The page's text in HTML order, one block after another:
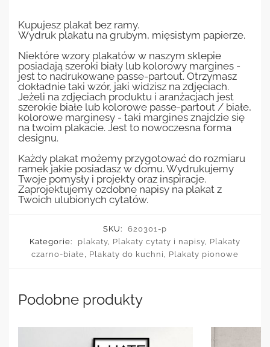
Kupujesz plakat bez ramy.
Wydruk plakatu na grubym, mięsistym papierze.
Niektóre wzory plakatów w naszym sklepie
posiadają szeroki biały lub kolorowy margines -
jest to nadrukowane passe-partout. Otrzymasz
dokładnie taki wzór, jaki widzisz na zdjęciach.
Jeżeli na zdjęciach produktu i aranżacjach jest
szerokie białe lub kolorowe passe-partout / białe,
kolorowe marginesy - taki margines znajdzie się
na twoim plakacie. Jest to nowoczesna forma
designu.
Każdy plakat możemy przygotować do rozmiaru
ramek jakie posiadasz w domu. Wydrukujemy
Twoje pomysły i projekty oraz inspiracje.
Zaprojektujemy ozdobne napisy na plakat z
Twoich ulubionych cytatów.
SKU:
620301-p
Kategorie:
plakaty, Plakaty cytaty i napisy, Plakaty
czarno-białe, Plakaty do kuchni , Plakaty pionowe
Podobne produkty